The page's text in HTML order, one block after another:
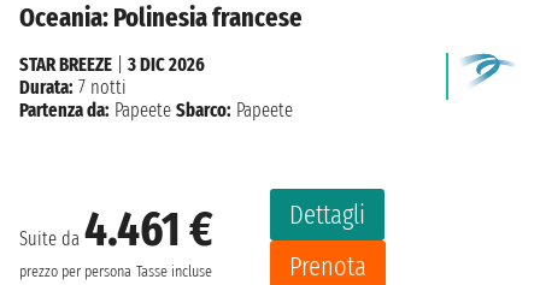
Oceania: Polinesia francese
Suite da 4.461 €
prezzo per persona Tasse incluse
Dettagli
Prenota
STAR BREEZE
3 DIC 2026
Durata: 7 notti
Partenza da: Papeete Sbarco: Papeete